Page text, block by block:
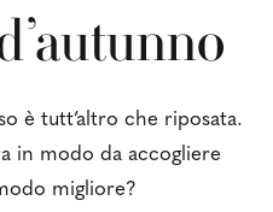
è tutt’altro che riposata.
in modo da accogliere
migliore?